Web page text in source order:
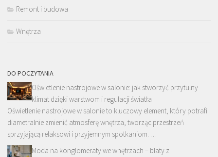
Remont i budowa
Wnętrza
DO POCZYTANIA
Oświetlenie nastrojowe w salonie: jak stworzyć przytulny
klimat dzięki warstwom i regulacji światła
Oświetlenie nastrojowe w salonie to kluczowy element, który potrafi
diametralnie zmienić atmosferę wnętrza, tworząc przestrzeń
sprzyjającą relaksowi i przyjemnym spotkaniom. …
Moda na konglomeraty we wnętrzach – blaty z